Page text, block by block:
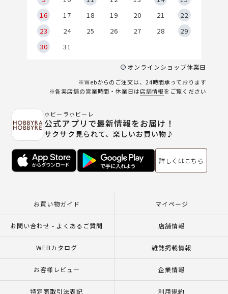
16
17 18 19 20 21
22
23
24 25 26 27 28
29
30
31
オンラインショップ休業日
※Webからのご注文は、24時間承っております
※各実店舗の営業時間・休業日は店舗情報をご覧ください
ホビーラホビーレ
公式アプリで最新情報をお届け！
サクサク見られて、楽しいお買い物♪
詳しくはこちら
お買い物ガイド マイページ
お問い合わせ - よくあるご質問 店舗情報
WEBカタログ 雑誌掲載情報
お客様レビュー 企業情報
特定商取引法表記 利用規約